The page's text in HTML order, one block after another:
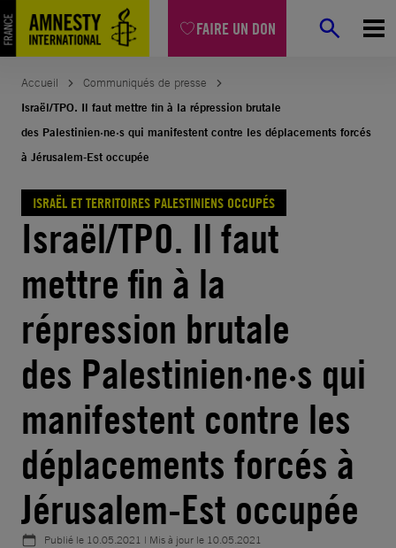
FAIRE UN DON
Aller
au
contenu
Accueil
Communiqués de presse
Israël/TPO. Il faut mettre fin à la répression brutale
des Palestinien·ne·s qui manifestent contre les déplacements forcés
à Jérusalem-Est occupée
ISRAËL ET TERRITOIRES PALESTINIENS OCCUPÉS
Israël/TPO. Il faut
mettre fin à la
répression brutale
des Palestinien·ne·s qui
manifestent contre les
déplacements forcés à
Jérusalem-Est occupée
Publié le 10.05.2021 | Mis à jour le 10.05.2021